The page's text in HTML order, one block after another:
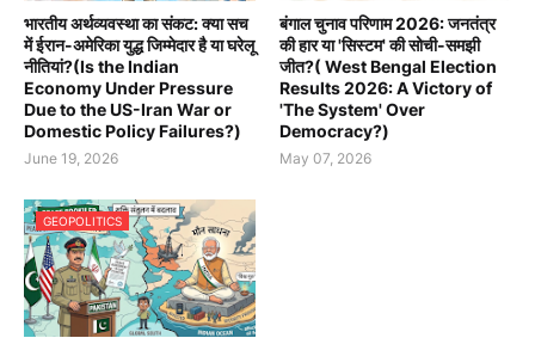
भारतीय अर्थव्यवस्था का संकट: क्या सच
में ईरान-अमेरिका युद्ध जिम्मेदार है या घरेलू
नीतियां?(Is the Indian
Economy Under Pressure
Due to the US-Iran War or
Domestic Policy Failures?)
June 19, 2026
बंगाल चुनाव परिणाम 2026: जनतंत्र
की हार या 'सिस्टम' की सोची-समझी
जीत?( West Bengal Election
Results 2026: A Victory of
'The System' Over
Democracy?)
May 07, 2026
GEOPOLITICS